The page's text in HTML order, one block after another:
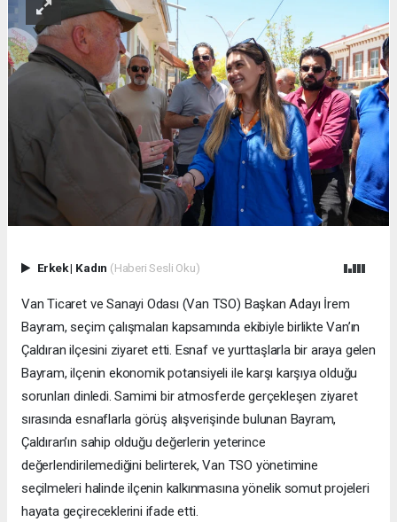
Erkek| Kadın (Haberi Sesli Oku)
Van Ticaret ve Sanayi Odası (Van TSO) Başkan Adayı İrem
Bayram, seçim çalışmaları kapsamında ekibiyle birlikte Van’ın
Çaldıran ilçesini ziyaret etti. Esnaf ve yurttaşlarla bir araya gelen
Bayram, ilçenin ekonomik potansiyeli ile karşı karşıya olduğu
sorunları dinledi. Samimi bir atmosferde gerçekleşen ziyaret
sırasında esnaflarla görüş alışverişinde bulunan Bayram,
Çaldıran’ın sahip olduğu değerlerin yeterince
değerlendirilemediğini belirterek, Van TSO yönetimine
seçilmeleri halinde ilçenin kalkınmasına yönelik somut projeleri
hayata geçireceklerini ifade etti.